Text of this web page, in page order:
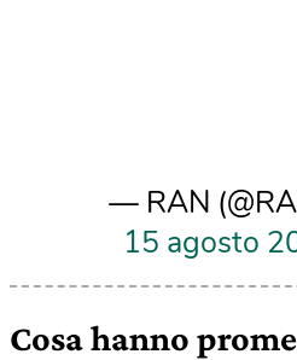
— RAN
15 agosto
Cosa hanno